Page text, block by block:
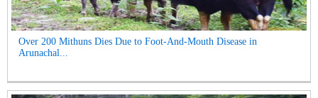
Over 200 Mithuns Dies Due to Foot-And-Mouth Disease in
Arunachal...